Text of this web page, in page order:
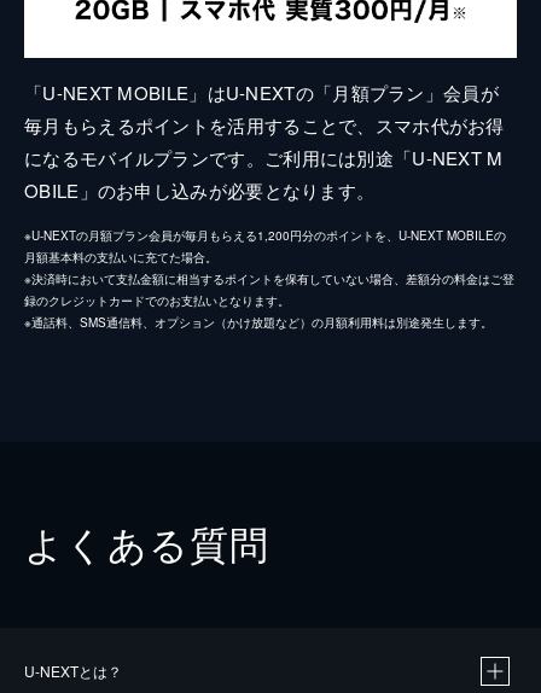
「U-NEXT MOBILE」はU-NEXTの「月額プラン」会員が
毎月もらえるポイントを活用することで、スマホ代がお得
になるモバイルプランです。ご利用には別途「U-NEXT M
OBILE」のお申し込みが必要となります。
※U-NEXTの月額プラン会員が毎月もらえる1,200円分のポイントを、U-NEXT MOBILEの
月額基本料の支払いに充てた場合。
※決済時において支払金額に相当するポイントを保有していない場合、差額分の料金はご登
録のクレジットカードでのお支払いとなります。
※通話料、SMS通信料、オプション（かけ放題など）の月額利用料は別途発生します。
よくある質問
U-NEXTとは？